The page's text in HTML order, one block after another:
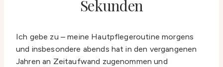
Sekunden
Ich gebe zu – meine Hautpflegeroutine morgens
und insbesondere abends hat in den vergangenen
Jahren an Zeitaufwand zugenommen und